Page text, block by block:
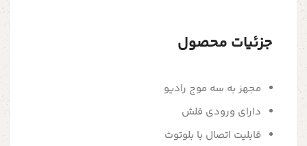
جزئیات محصول
مجهز به سه موج رادیو
دارای ورودی فلش
قابلیت اتصال با بلوتوث